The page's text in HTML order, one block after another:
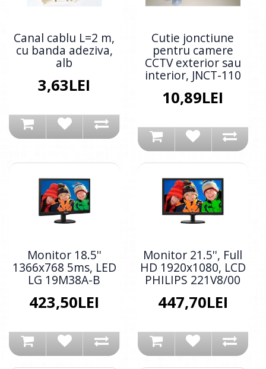
Canal cablu L=2 m,
cu banda adeziva,
alb
3,63LEI
Cutie jonctiune
pentru camere
CCTV exterior sau
interior, JNCT-110
10,89LEI
Monitor 18.5''
1366x768 5ms, LED
LG 19M38A-B
423,50LEI
Monitor 21.5'', Full
HD 1920x1080, LCD
PHILIPS 221V8/00
447,70LEI